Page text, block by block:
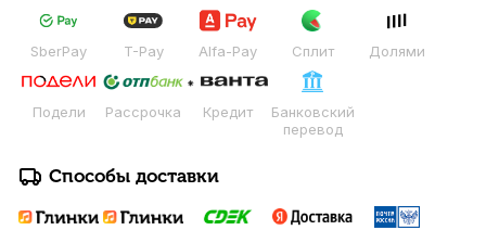
SberPay T-Pay Alfa-Pay Сплит Долями
Подели Рассрочка Кредит
Банковский
перевод
Способы доставки